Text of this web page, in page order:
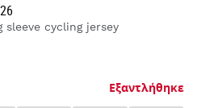
cycling jersey
Εξαντλήθηκε